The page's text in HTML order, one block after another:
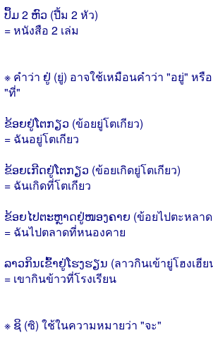
ປຶ້ມ 2 ຫົວ (ปึ้ม 2 หัว)
= หนังสือ 2 เล่ม
※ คำว่า ຢູ່ (ยู่) อาจใช้เหมือนคำว่า "อยู่" หรื
"ที่"
ຂ້ອຍຢູ່ໂຕກຽວ (ข้อยยู่โตเกียว)
= ฉันอยู่โตเกียว
ຂ້ອຍເກີດຢູ່ໂຕກຽວ (ข้อยเกิดยู่โตเกียว)
= ฉันเกิดที่โตเกียว
ຂ້ອຍໄປຕະຫຼາດຢູ່ໜອງຄາຍ (ข้อยไปตะหลา
= ฉันไปตลาดที่หนองคาย
ລາວກິນເຂົ້າຢູ່ໂຮງຮຽນ (ลาวกินเข้ายู่โฮงเฮีย
= เขากินข้าวที่โรงเรียน
※ ຊິ (ซิ) ใช้ในความหมายว่า "จะ"